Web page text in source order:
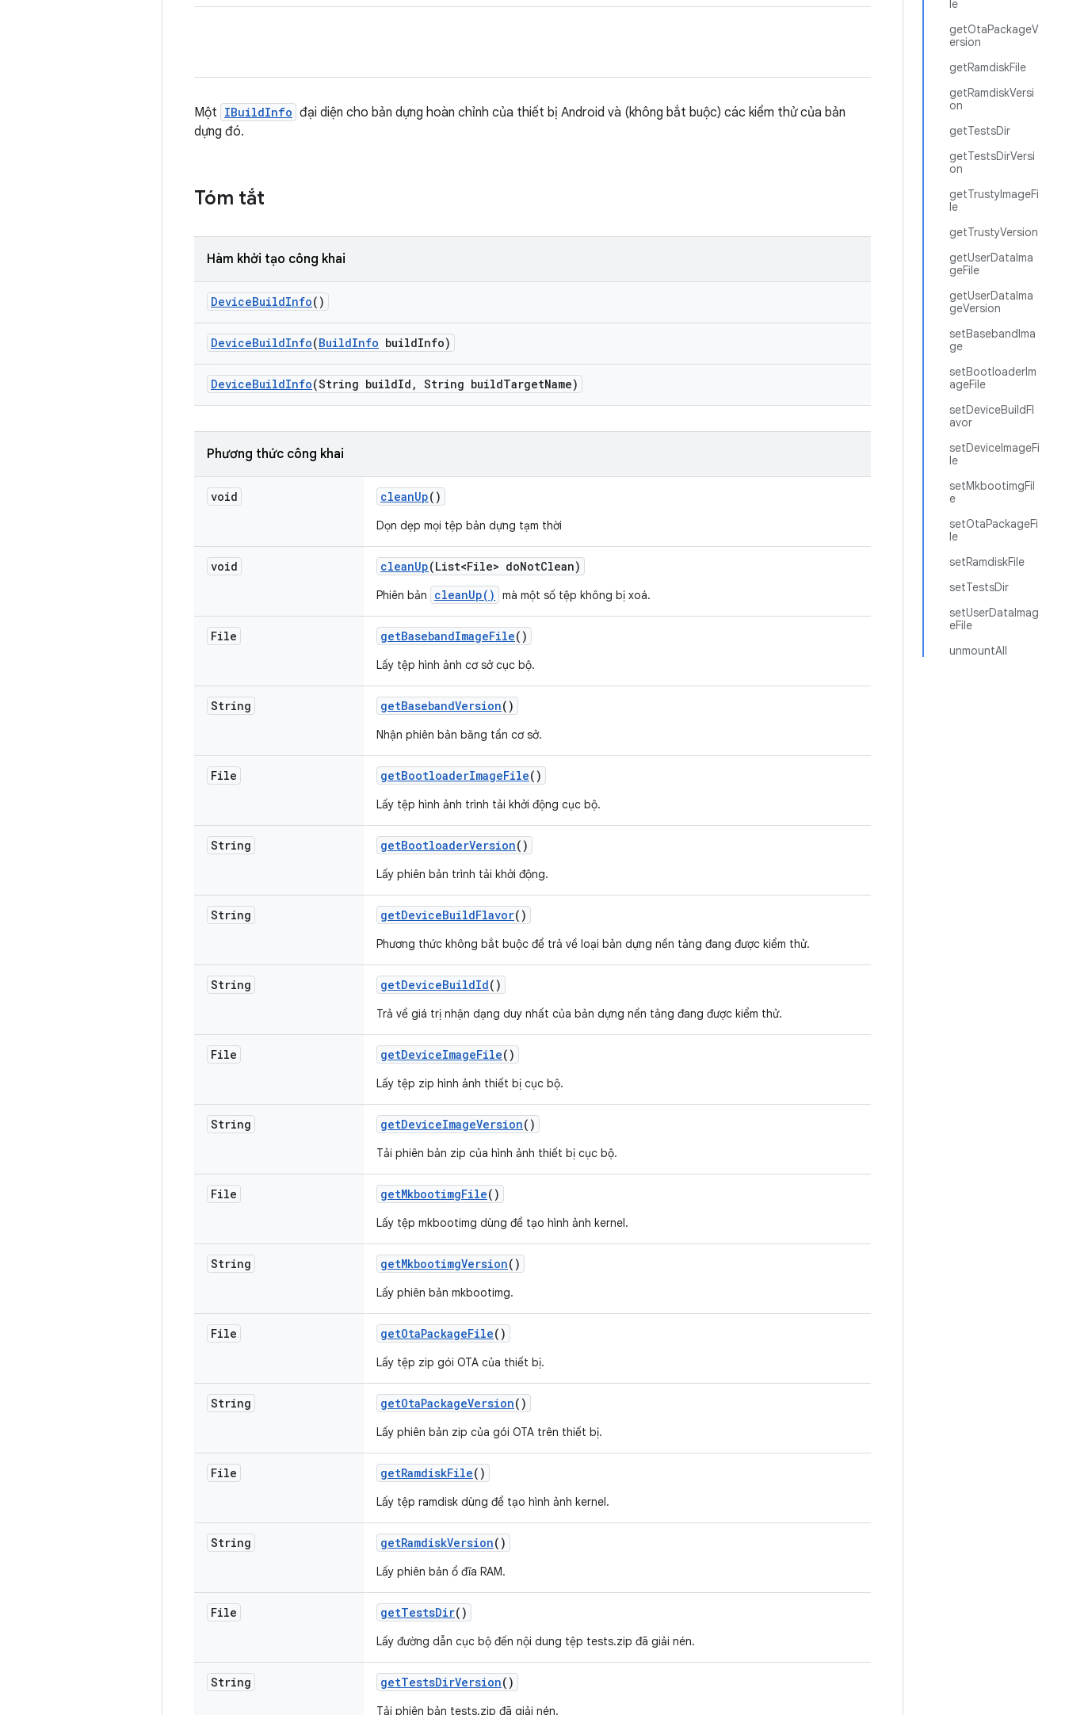
le
getOtaPackageV
ersion
getRamdiskFile
getRamdiskVersi
on
getTestsDir
getTestsDirVersi
on
getTrustyImageFi
le
getTrustyVersion
getUserDataIma
geFile
getUserDataIma
geVersion
setBasebandIma
ge
setBootloaderIm
ageFile
setDeviceBuildFl
avor
setDeviceImageFi
le
setMkbootimgFil
e
setOtaPackageFi
le
setRamdiskFile
setTestsDir
setUserDataImag
eFile
unmountAll
Một IBuildInfo đại diện cho bản dựng hoàn chỉnh của thiết bị Android và (không bắt buộc) các kiểm thử của bản
dựng đó.
Tóm tắt
Hàm khởi tạo công khai
DeviceBuildInfo()
DeviceBuildInfo(BuildInfo buildInfo)
DeviceBuildInfo(String buildId , String buildTargetName)
Phương thức công khai
void cleanUp()
Dọn dẹp mọi tệp bản dựng tạm thời
void cleanUp(List<File> doNotClean)
Phiên bản cleanUp() mà một số tệp không bị xoá.
File getBasebandImageFile()
Lấy tệp hình ảnh cơ sở cục bộ.
String getBasebandVersion()
Nhận phiên bản băng tần cơ sở.
File getBootloaderImageFile()
Lấy tệp hình ảnh trình tải khởi động cục bộ.
String getBootloaderVersion()
Lấy phiên bản trình tải khởi động.
String getDeviceBuildFlavor()
Phương thức không bắt buộc để trả về loại bản dựng nền tảng đang được kiểm thử.
String getDeviceBuildId()
Trả về giá trị nhận dạng duy nhất của bản dựng nền tảng đang được kiểm thử.
File getDeviceImageFile()
Lấy tệp zip hình ảnh thiết bị cục bộ.
String getDeviceImageVersion()
Tải phiên bản zip của hình ảnh thiết bị cục bộ.
File getMkbootimgFile()
Lấy tệp mkbootimg dùng để tạo hình ảnh kernel.
String getMkbootimgVersion()
Lấy phiên bản mkbootimg.
File getOtaPackageFile()
Lấy tệp zip gói OTA của thiết bị.
String getOtaPackageVersion()
Lấy phiên bản zip của gói OTA trên thiết bị.
File getRamdiskFile()
Lấy tệp ramdisk dùng để tạo hình ảnh kernel.
String getRamdiskVersion()
Lấy phiên bản ổ đĩa RAM.
File getTestsDir()
Lấy đường dẫn cục bộ đến nội dung tệp tests.zip đã giải nén.
String getTestsDirVersion()
Tải phiên bản tests.zip đã giải nén.